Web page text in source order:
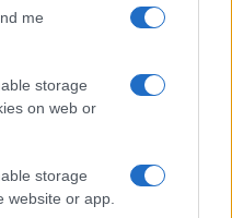
me
storage
on web or
storage
website or app.
contro spaccio e degrado:
come scegliere la